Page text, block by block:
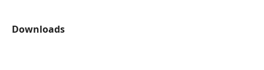
Downloads